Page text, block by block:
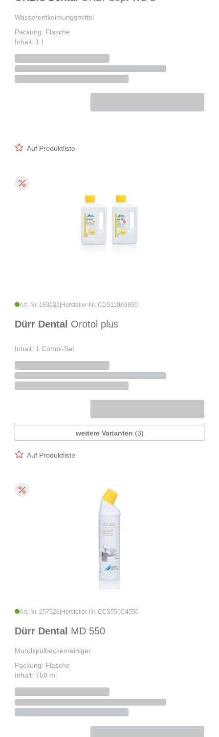
Wasserentkeimungsmittel
Packung: Flasche
Inhalt: 1 l
Auf Produktliste
Art.-Nr. 163032 Hersteller-Nr. CDS110A9950
Dürr Dental Orotol plus
Inhalt: 1 Combi-Set
weitere Varianten (3)
Auf Produktliste
Art.-Nr. 257526 Hersteller-Nr. CCS550C4550
Dürr Dental MD 550
Mundspülbeckenreiniger
Packung: Flasche
Inhalt: 750 ml